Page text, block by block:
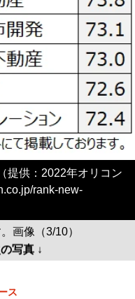
提供：2022年オリコン
rank-new-
画像（3/10）
写真 ↓
ス